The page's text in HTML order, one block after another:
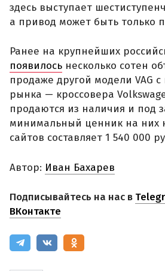
здесь выступает
а привод может быть только
Ранее на крупнейших
появилось несколько сотен
продаже другой модели VAG с
рынка — кроссовера
продаются из наличия и под
минимальный ценник на них
сайтов составляет 1 540 000
Автор: Иван Бахарев
Подписывайтесь на нас в
ВКонтакте